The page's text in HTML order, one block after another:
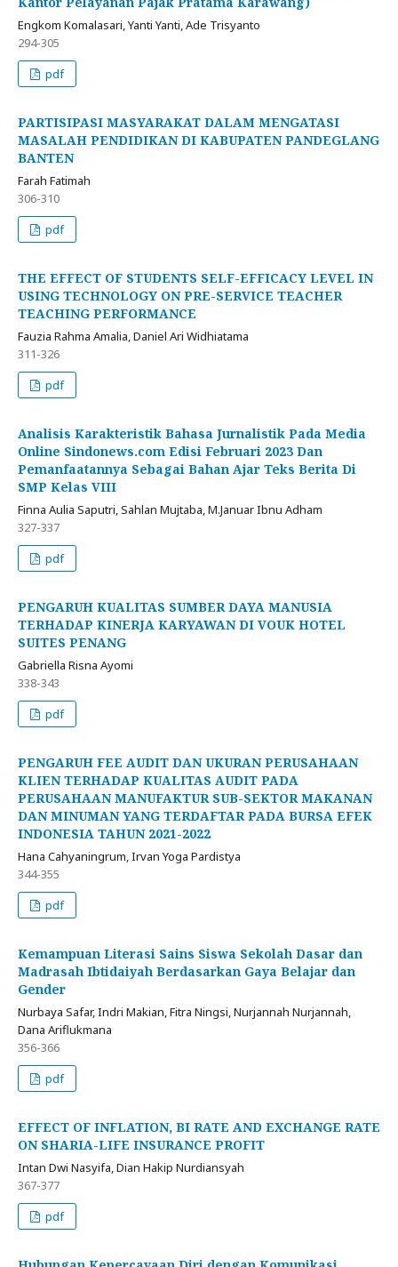
Engkom Komalasari, Yanti Yanti, Ade Trisyanto
294-305
pdf
PARTISIPASI MASYARAKAT DALAM MENGATASI
MASALAH PENDIDIKAN DI KABUPATEN PANDEGLANG
BANTEN
Farah Fatimah
306-310
pdf
THE EFFECT OF STUDENTS SELF-EFFICACY LEVEL IN
USING TECHNOLOGY ON PRE-SERVICE TEACHER
TEACHING PERFORMANCE
Fauzia Rahma Amalia, Daniel Ari Widhiatama
311-326
pdf
Analisis Karakteristik Bahasa Jurnalistik Pada Media
Online Sindonews.com Edisi Februari 2023 Dan
Pemanfaatannya Sebagai Bahan Ajar Teks Berita Di
SMP Kelas VIII
Finna Aulia Saputri, Sahlan Mujtaba, M.Januar Ibnu Adham
327-337
pdf
PENGARUH KUALITAS SUMBER DAYA MANUSIA
TERHADAP KINERJA KARYAWAN DI VOUK HOTEL
SUITES PENANG
Gabriella Risna Ayomi
338-343
pdf
PENGARUH FEE AUDIT DAN UKURAN PERUSAHAAN
KLIEN TERHADAP KUALITAS AUDIT PADA
PERUSAHAAN MANUFAKTUR SUB-SEKTOR MAKANAN
DAN MINUMAN YANG TERDAFTAR PADA BURSA EFEK
INDONESIA TAHUN 2021-2022
Hana Cahyaningrum, Irvan Yoga Pardistya
344-355
pdf
Kemampuan Literasi Sains Siswa Sekolah Dasar dan
Madrasah Ibtidaiyah Berdasarkan Gaya Belajar dan
Gender
Nurbaya Safar, Indri Makian, Fitra Ningsi, Nurjannah Nurjannah,
Dana Ariflukmana
356-366
pdf
EFFECT OF INFLATION, BI RATE AND EXCHANGE RATE
ON SHARIA-LIFE INSURANCE PROFIT
Intan Dwi Nasyifa, Dian Hakip Nurdiansyah
367-377
pdf